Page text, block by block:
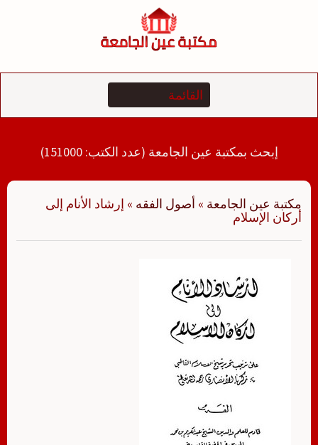
إبحث بمكتبة عين الجامعة (عدد الكتب: 151000)
مكتبة عين الجامعة » أصول الفقه » إرشاد الأنام إلى
أركان الإسلام